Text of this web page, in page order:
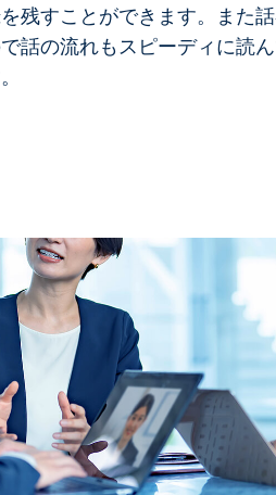
残すことができます。また
話の流れもスピーディに読